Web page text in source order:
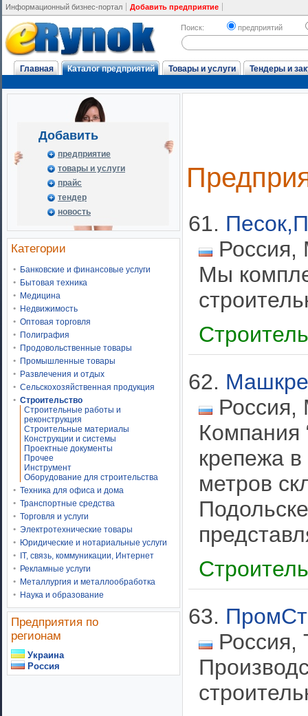
Информационный бизнес-портал Добавить предприятие
Поиск: предприятий
Главная Каталог предприятий Товары и услуги Тендеры и
Добавить
предприятие
товары и услуги
прайс
тендер
новость
Категории
Банковские и финансовые услуги
Бытовая техника
Медицина
Недвижимость
Оптовая торговля
Полиграфия
Продовольственные товары
Промышленные товары
Развлечения и отдых
Сельскохозяйственная продукция
Строительство
Строительные работы и
реконструкция
Строительные материалы
Конструкции и системы
Проектные документы
Прочее
Инструмент
Оборудование для строительства
Техника для офиса и дома
Транспортные средства
Торговля и услуги
Электротехнические товары
Юридические и нотариальные услуги
IT, связь, коммуникации, Интернет
Рекламные услуги
Металлургия и металлообработка
Наука и образование
Предприятия по
регионам
Украина
Россия
61.
Россия,
Мы
62.
Россия,
крепежа
метров
63.
Россия,